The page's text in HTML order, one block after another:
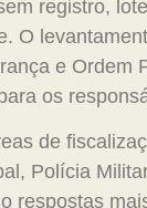
registro,
O
e Ordem
os
de
Polícia
respostas